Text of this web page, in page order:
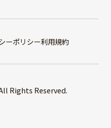
ーポリシー利用規約
Rights Reserved.